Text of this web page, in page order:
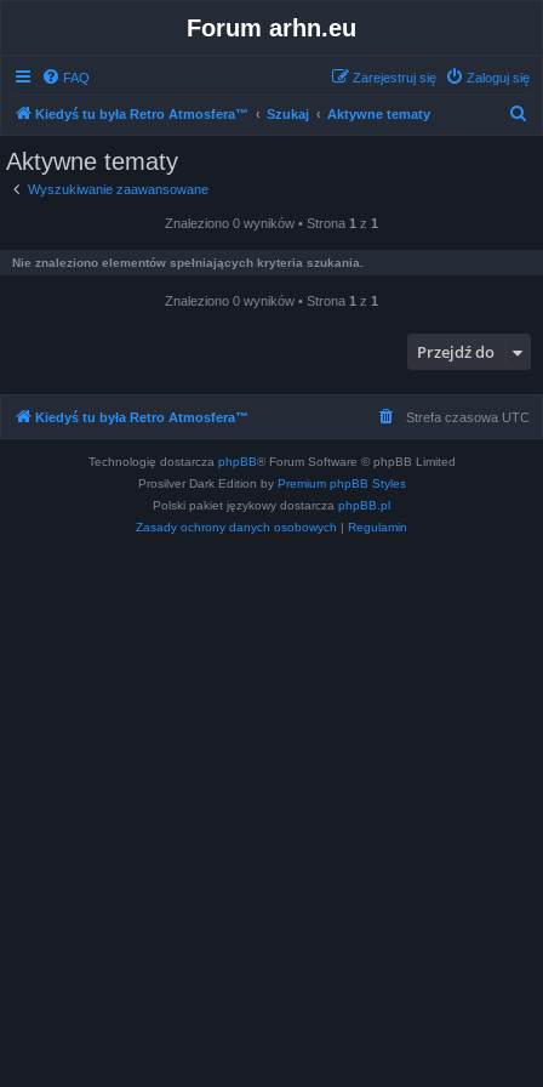
Forum arhn.eu
FAQ Zaloguj się
Zarejestruj się
Kiedyś tu była Retro Atmosfera™ Szukaj Aktywne tematy
Aktywne tematy
Wyszukiwanie zaawansowane
Znaleziono 0 wyników • Strona 1 z 1
Nie znaleziono elementów spełniających kryteria szukania.
Znaleziono 0 wyników • Strona 1 z 1
Przejdź do
Kiedyś tu była Retro Atmosfera™ Strefa czasowa UTC
Technologię dostarcza phpBB® Forum Software © phpBB Limited
Prosilver Dark Edition by Premium phpBB Styles
Polski pakiet językowy dostarcza phpBB.pl
Zasady ochrony danych osobowych | Regulamin